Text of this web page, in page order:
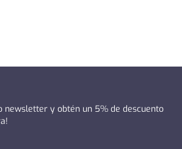
newsletter y obtén un 5% de descuento